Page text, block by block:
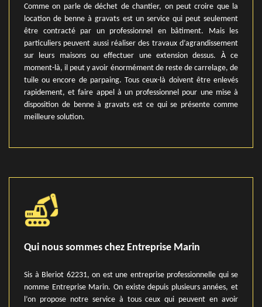
Comme on parle de déchet de chantier, on peut croire que la
location de benne à gravats est un service qui peut seulement
être contracté par un professionnel en bâtiment. Mais les
particuliers peuvent aussi réaliser des travaux d’agrandissement
sur leurs maisons ou effectuer une extension dessus. À ce
moment-là, il peut y avoir énormément de reste de carrelage, de
tuile ou encore de parpaing. Tous ceux-là doivent être enlevés
rapidement, et faire appel à un professionnel pour une mise à
disposition de benne à gravats est ce qui se présente comme
meilleure solution.
Qui nous sommes chez Entreprise Marin
Sis à Bleriot 62231, on est une entreprise professionnelle qui se
nomme Entreprise Marin. On existe depuis plusieurs années, et
l’on propose notre service à tous ceux qui peuvent en avoir